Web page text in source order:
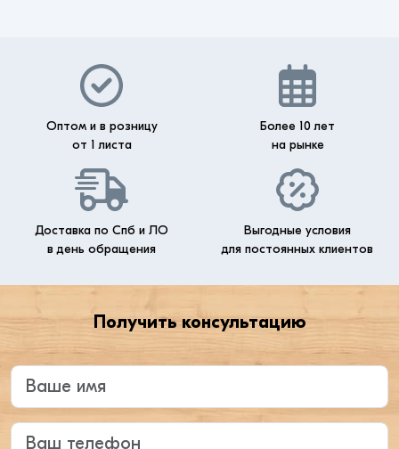
Оптом и в розницу
от 1 листа
Более 10 лет
на рынке
Доставка по Спб и ЛО
в день обращения
Выгодные условия
для постоянных клиентов
Получить консультацию
Введите ваше имя
Ваш телефон